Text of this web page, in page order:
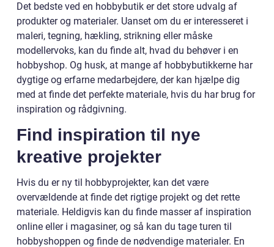
Det bedste ved en hobbybutik er det store udvalg af
produkter og materialer. Uanset om du er interesseret i
maleri, tegning, hækling, strikning eller måske
modellervoks, kan du finde alt, hvad du behøver i en
hobbyshop. Og husk, at mange af hobbybutikkerne har
dygtige og erfarne medarbejdere, der kan hjælpe dig
med at finde det perfekte materiale, hvis du har brug for
inspiration og rådgivning.
Find inspiration til nye
kreative projekter
Hvis du er ny til hobbyprojekter, kan det være
overvældende at finde det rigtige projekt og det rette
materiale. Heldigvis kan du finde masser af inspiration
online eller i magasiner, og så kan du tage turen til
hobbyshoppen og finde de nødvendige materialer. En